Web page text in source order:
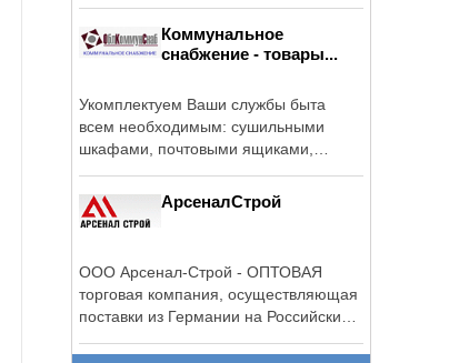
Коммунальное
снабжение - товары...
Укомплектуем Ваши службы быта
всем необходимым: сушильными
шкафами, почтовыми ящиками,
АрсеналСтрой
ООО Арсенал-Строй - ОПТОВАЯ
торговая компания, осуществляющая
поставки из Германии на Российский